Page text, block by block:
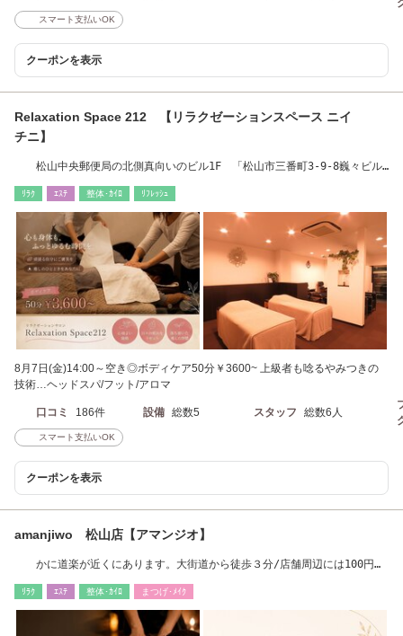
スマート支払いOK
クーポンを表示
Relaxation Space 212 【リラクゼーションスペース ニイ
チニ】
松山中央郵便局の北側真向いのビル1F 「松山市三番町3-9-8巍々ビル
ﾘﾗｸ ｴｽﾃ 整体･ｶｲﾛ ﾘﾌﾚｯｼｭ
8月7日(金)14:00～空き◎ボディケア50分￥3600~ 上級者も唸るやみつきの
技術…ヘッドスパ/フット/アロマ
口コミ 186件 設備 総数5 スタッフ 総数6人
スマート支払いOK
クーポンを表示
amanjiwo 松山店【アマンジオ】
かに道楽が近くにあります。大街道から徒歩３分/店舗周辺には100円パ
ﾘﾗｸ ｴｽﾃ 整体･ｶｲﾛ まつげ･ﾒｲｸ